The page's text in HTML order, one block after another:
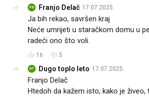
FD Franjo Delač 17.07.2025.
Ja bih rekao, savršen kraj
Neće umrijeti u staračkom domu u
radeći ono što voli.
16 5
DT Dugo toplo leto 17.07.2025.
Franjo Delač
Htedoh da kažem isto, kako je živeo,